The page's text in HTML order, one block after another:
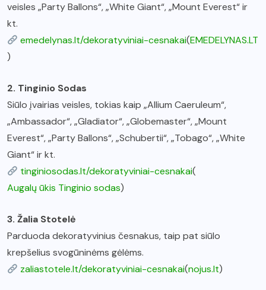
veisles „Party Ballons“, „White Giant“, „Mount Everest“ ir
kt.
emedelynas.lt/dekoratyviniai-cesnakai(EMEDELYNAS.LT
)
2. Tinginio Sodas
Siūlo įvairias veisles, tokias kaip „Allium Caeruleum“,
„Ambassador“, „Gladiator“, „Globemaster“, „Mount
Everest“, „Party Ballons“, „Schubertii“, „Tobago“, „White
Giant“ ir kt.
tinginiosodas.lt/dekoratyviniai-cesnakai(
Augalų ūkis Tinginio sodas)
3. Žalia Stotelė
Parduoda dekoratyvinius česnakus, taip pat siūlo
krepšelius svogūninėms gėlėms.
zaliastotele.lt/dekoratyviniai-cesnakai(nojus.lt)